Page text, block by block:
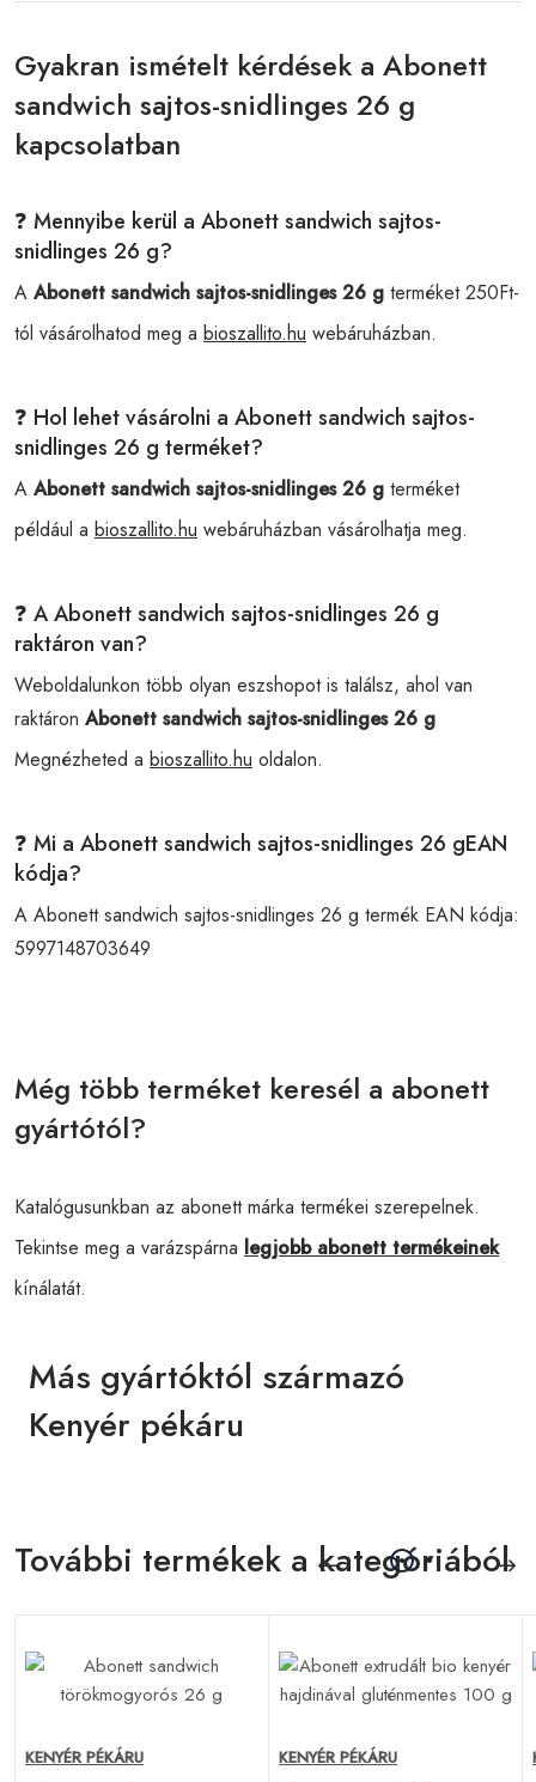
Gyakran ismételt kérdések a Abonett
sandwich sajtos-snidlinges 26 g
kapcsolatban
❓ Mennyibe kerül a Abonett sandwich sajtos-
snidlinges 26 g?
A Abonett sandwich sajtos-snidlinges 26 g terméket 250Ft-
tól vásárolhatod meg a bioszallito.hu webáruházban.
❓ Hol lehet vásárolni a Abonett sandwich sajtos-
snidlinges 26 g terméket?
A Abonett sandwich sajtos-snidlinges 26 g terméket
például a bioszallito.hu webáruházban vásárolhatja meg.
❓ A Abonett sandwich sajtos-snidlinges 26 g
raktáron van?
Weboldalunkon több olyan eszshopot is találsz, ahol van
raktáron Abonett sandwich sajtos-snidlinges 26 g
Megnézheted a bioszallito.hu oldalon.
❓ Mi a Abonett sandwich sajtos-snidlinges 26 gEAN
kódja?
A Abonett sandwich sajtos-snidlinges 26 g termék EAN kódja:
5997148703649
Még több terméket keresél a abonett
gyártótól?
Katalógusunkban az abonett márka termékei szerepelnek.
Tekintse meg a varázspárna legjobb abonett termékeinek
kínálatát.
Más gyártóktól származó
Kenyér pékáru
További termékek a kategóriából
KENYÉR PÉKÁRU KENYÉR PÉKÁRU